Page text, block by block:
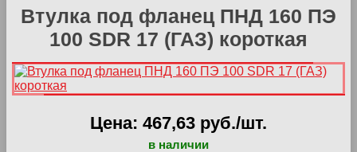
Втулка под фланец ПНД 160 ПЭ
100 SDR 17 (ГАЗ) короткая
Цена: 467,63 руб./шт.
в наличии